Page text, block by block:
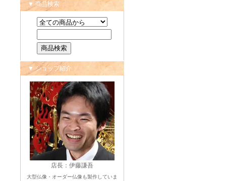
▼ 商品検索
▼ ショップ紹介
店長：伊藤謙吾
大型仏像・オーダー仏像も製作していま